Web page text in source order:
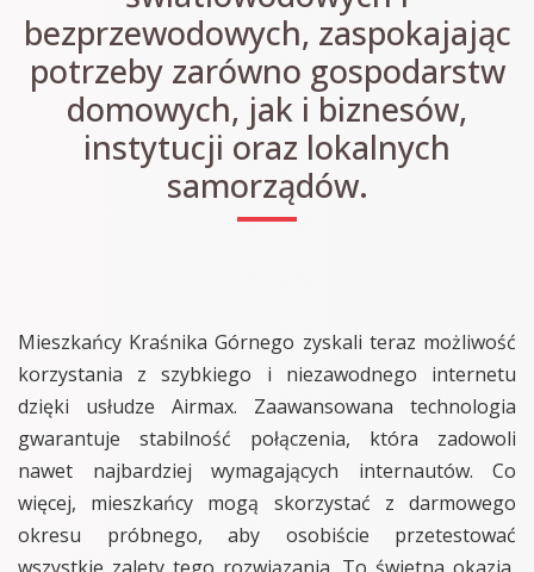
bezprzewodowych, zaspokajając
potrzeby zarówno gospodarstw
domowych, jak i biznesów,
instytucji oraz lokalnych
samorządów.
Mieszkańcy Kraśnika Górnego zyskali teraz możliwość
korzystania z szybkiego i niezawodnego internetu
dzięki usłudze Airmax. Zaawansowana technologia
gwarantuje stabilność połączenia, która zadowoli
nawet najbardziej wymagających internautów. Co
więcej, mieszkańcy mogą skorzystać z darmowego
okresu próbnego, aby osobiście przetestować